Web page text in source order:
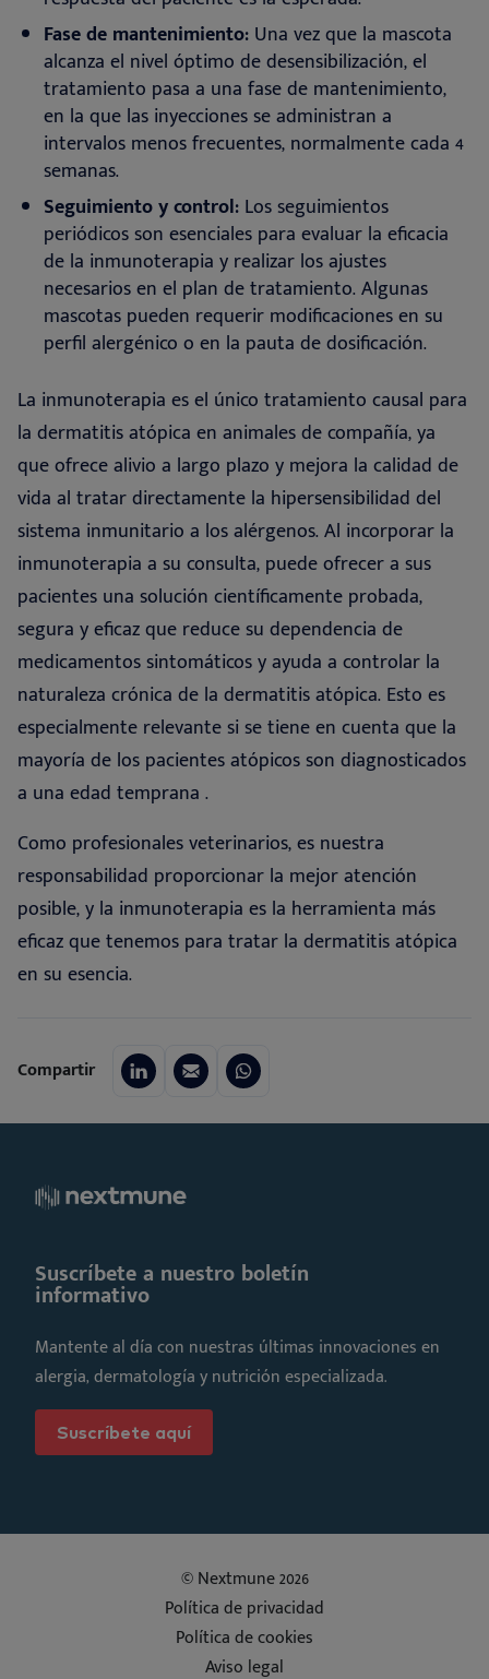
Fase de mantenimiento: Una vez que la mascota
alcanza el nivel óptimo de desensibilización, el
tratamiento pasa a una fase de mantenimiento,
en la que las inyecciones se administran a
intervalos menos frecuentes, normalmente cada 4
semanas.
Seguimiento y control: Los seguimientos
periódicos son esenciales para evaluar la eficacia
de la inmunoterapia y realizar los ajustes
necesarios en el plan de tratamiento. Algunas
mascotas pueden requerir modificaciones en su
perfil alergénico o en la pauta de dosificación.
La inmunoterapia es el único tratamiento causal para
la dermatitis atópica en animales de compañía, ya
que ofrece alivio a largo plazo y mejora la calidad de
vida al tratar directamente la hipersensibilidad del
sistema inmunitario a los alérgenos. Al incorporar la
inmunoterapia a su consulta, puede ofrecer a sus
pacientes una solución científicamente probada,
segura y eficaz que reduce su dependencia de
medicamentos sintomáticos y ayuda a controlar la
naturaleza crónica de la dermatitis atópica. Esto es
especialmente relevante si se tiene en cuenta que la
mayoría de los pacientes atópicos son diagnosticados
a una edad temprana .
Como profesionales veterinarios, es nuestra
responsabilidad proporcionar la mejor atención
posible, y la inmunoterapia es la herramienta más
eficaz que tenemos para tratar la dermatitis atópica
en su esencia.
Compartir
Suscríbete a nuestro boletín
informativo
Mantente al día con nuestras últimas innovaciones en
alergia, dermatología y nutrición especializada.
Suscríbete aquí
© Nextmune 2026
Política de privacidad
Política de cookies
Aviso legal